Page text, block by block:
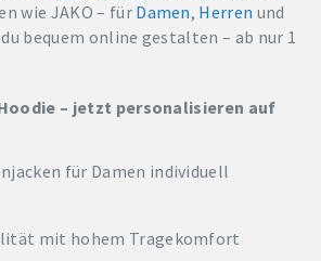
wie JAKO – für Damen, Herren und
bequem online gestalten – ab nur 1
– jetzt personalisieren auf
für Damen individuell
mit hohem Tragekomfort